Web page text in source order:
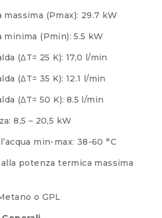
(Pmax): 29.7 kW
(Pmin): 5.5 kW
(ΔT= 25 K): 17,0 l/min
(ΔT= 35 K): 12.1 l/min
(ΔT= 50 K): 8.5 l/min
8,5 – 20,5 kW
min-max: 38-60 °C
potenza termica massima
o GPL